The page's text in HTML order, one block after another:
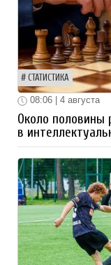
СТАТИСТИКА
08:06 | 4 августа
Около половины
в